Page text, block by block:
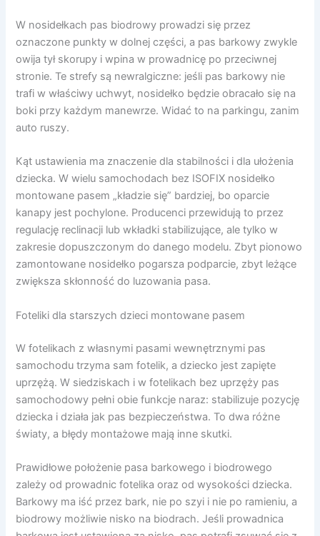
W nosidełkach pas biodrowy prowadzi się przez
oznaczone punkty w dolnej części, a pas barkowy zwykle
owija tył skorupy i wpina w prowadnicę po przeciwnej
stronie. Te strefy są newralgiczne: jeśli pas barkowy nie
trafi w właściwy uchwyt, nosidełko będzie obracało się na
boki przy każdym manewrze. Widać to na parkingu, zanim
auto ruszy.
Kąt ustawienia ma znaczenie dla stabilności i dla ułożenia
dziecka. W wielu samochodach bez ISOFIX nosidełko
montowane pasem „kładzie się” bardziej, bo oparcie
kanapy jest pochylone. Producenci przewidują to przez
regulację reclinacji lub wkładki stabilizujące, ale tylko w
zakresie dopuszczonym do danego modelu. Zbyt pionowo
zamontowane nosidełko pogarsza podparcie, zbyt leżące
zwiększa skłonność do luzowania pasa.
Foteliki dla starszych dzieci montowane pasem
W fotelikach z własnymi pasami wewnętrznymi pas
samochodu trzyma sam fotelik, a dziecko jest zapięte
uprzężą. W siedziskach i w fotelikach bez uprzęży pas
samochodowy pełni obie funkcje naraz: stabilizuje pozycję
dziecka i działa jak pas bezpieczeństwa. To dwa różne
światy, a błędy montażowe mają inne skutki.
Prawidłowe położenie pasa barkowego i biodrowego
zależy od prowadnic fotelika oraz od wysokości dziecka.
Barkowy ma iść przez bark, nie po szyi i nie po ramieniu, a
biodrowy możliwie nisko na biodrach. Jeśli prowadnica